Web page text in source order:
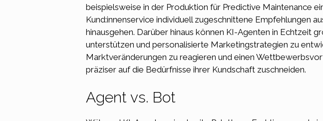
beispielsweise in der Produktion für Predictive Maintenance
Kund:innenservice individuell zugeschnittene Empfehlungen
hinausgehen. Darüber hinaus können KI-Agenten in Echtzeit
unterstützen und personalisierte Marketingstrategien zu
Marktveränderungen zu reagieren und einen
präziser auf die Bedürfnisse ihrer Kundschaft zuschneiden.
Agent vs. Bot